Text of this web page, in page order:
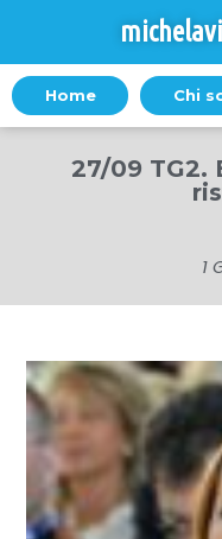
Home Chi
27/09 TG2.
1